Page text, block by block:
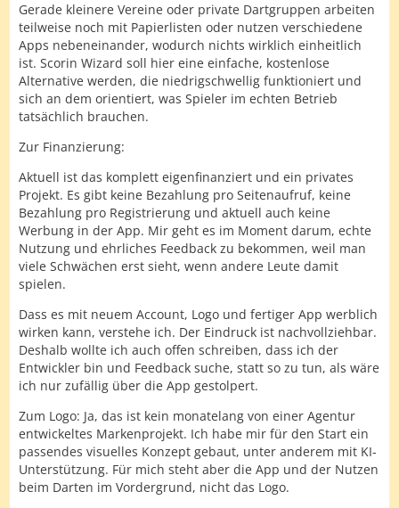
Gerade kleinere Vereine oder private Dartgruppen arbeiten
teilweise noch mit Papierlisten oder nutzen verschiedene
Apps nebeneinander, wodurch nichts wirklich einheitlich
ist. Scorin Wizard soll hier eine einfache, kostenlose
Alternative werden, die niedrigschwellig funktioniert und
sich an dem orientiert, was Spieler im echten Betrieb
tatsächlich brauchen.
Zur Finanzierung:
Aktuell ist das komplett eigenfinanziert und ein privates
Projekt. Es gibt keine Bezahlung pro Seitenaufruf, keine
Bezahlung pro Registrierung und aktuell auch keine
Werbung in der App. Mir geht es im Moment darum, echte
Nutzung und ehrliches Feedback zu bekommen, weil man
viele Schwächen erst sieht, wenn andere Leute damit
spielen.
Dass es mit neuem Account, Logo und fertiger App werblich
wirken kann, verstehe ich. Der Eindruck ist nachvollziehbar.
Deshalb wollte ich auch offen schreiben, dass ich der
Entwickler bin und Feedback suche, statt so zu tun, als wäre
ich nur zufällig über die App gestolpert.
Zum Logo: Ja, das ist kein monatelang von einer Agentur
entwickeltes Markenprojekt. Ich habe mir für den Start ein
passendes visuelles Konzept gebaut, unter anderem mit KI-
Unterstützung. Für mich steht aber die App und der Nutzen
beim Darten im Vordergrund, nicht das Logo.